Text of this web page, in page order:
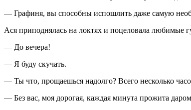
— Графиня, вы способны испошлить даже самую
Ася приподнялась на локтях и поцеловала любимые
— До вечера!
— Я буду скучать.
— Ты что, прощаешься надолго? Всего несколько
— Без вас, моя дорогая, каждая минута прожита